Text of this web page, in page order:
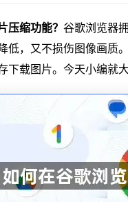
压缩功能？ 谷歌浏览器
低，又不损伤图像画质
下载图片。今天小编就